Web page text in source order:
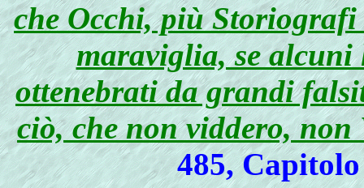
che Occhi, più
maraviglia, se
ottenebrati da grandi
ciò, che non viddero, non
485,